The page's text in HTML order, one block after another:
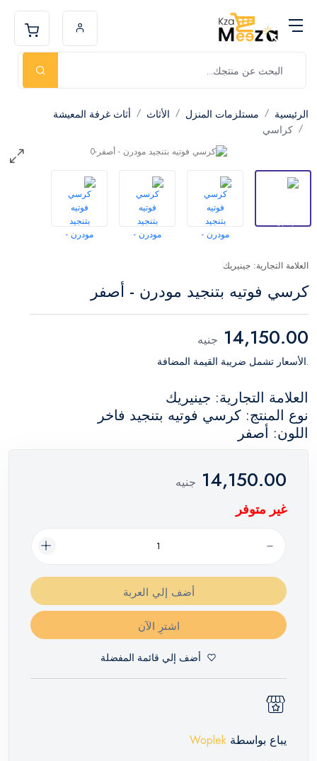
الرئيسية مستلزمات المنزل الأثاث
أثاث غرفة المعيشة
كراسي
العلامة التجارية: جينيريك
كرسي فوتيه بتنجيد مودرن - أصفر
14,150.00 جنيه
.الأسعار تشمل ضريبة القيمة المضافة
العلامة التجارية: جينيريك
نوع المنتج: كرسي فوتيه بتنجيد فاخر
اللون: أصفر
14,150.00 جنيه
غير متوفر
أضف إلي العربة
اشترِ الآن
أضف إلي قائمة المفضلة
يباع بواسطة Woplek